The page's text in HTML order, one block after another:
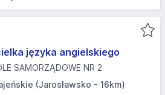
języka angielskiego
SAMORZĄDOWE NR 2
(Jarosławsko - 16km)